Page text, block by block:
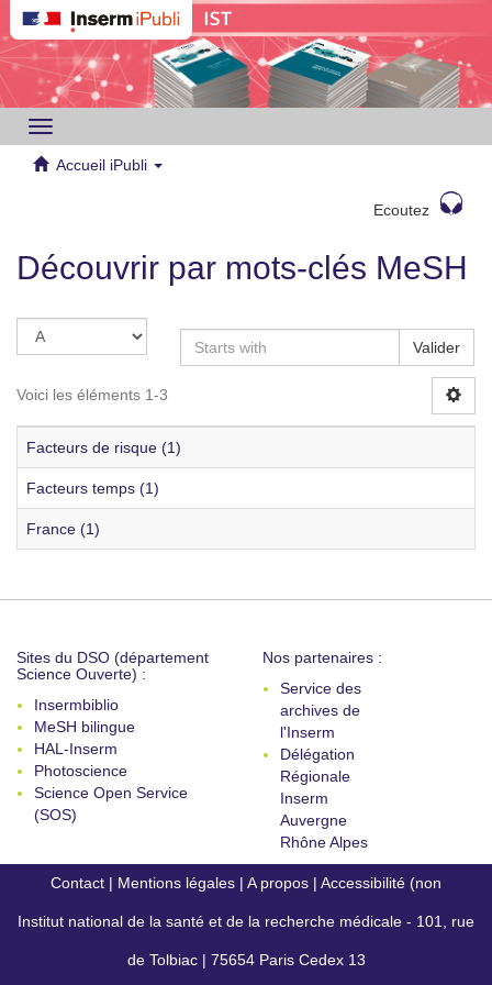
Toggle
navigation
Accueil iPubli
Ecoutez
Découvrir par mots-clés MeSH
Valider
Voici les éléments 1-3
Facteurs de risque (1)
Facteurs temps (1)
France (1)
Sites du DSO (département
Science Ouverte) :
Insermbiblio
MeSH bilingue
HAL-Inserm
Photoscience
Science Open Service
(SOS)
Nos partenaires :
Service des
archives de
l'Inserm
Délégation
Régionale
Inserm
Auvergne
Rhône Alpes
Contact | Mentions légales | A propos | Accessibilité (non
conforme)
Institut national de la santé et de la recherche médicale - 101, rue
de Tolbiac | 75654 Paris Cedex 13